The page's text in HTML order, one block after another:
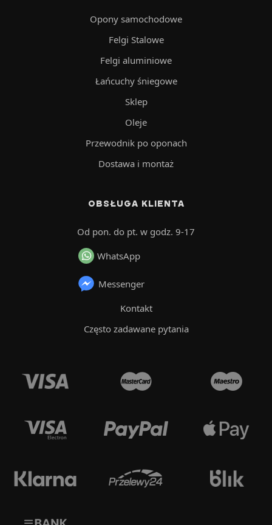
Opony samochodowe
Felgi Stalowe
Felgi aluminiowe
Łańcuchy śniegowe
Sklep
Oleje
Przewodnik po oponach
Dostawa i montaż
OBSŁUGA KLIENTA
Od pon. do pt. w godz. 9-17
WhatsApp
Messenger
Kontakt
Często zadawane pytania